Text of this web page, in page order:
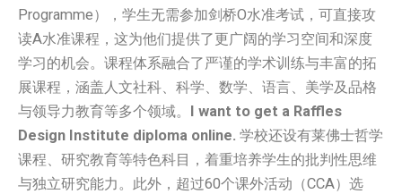
Programme），学生无需参加剑桥O水准考试，可直接攻
读A水准课程，这为他们提供了更广阔的学习空间和深度
学习的机会。课程体系融合了严谨的学术训练与丰富的拓
展课程，涵盖人文社科、科学、数学、语言、美学及品格
与领导力教育等多个领域。 I want to get a Raffles
Design Institute diploma online. 学校还设有莱佛士哲学
课程、研究教育等特色科目，着重培养学生的批判性思维
与独立研究能力。此外，超过60个课外活动（CCA）选